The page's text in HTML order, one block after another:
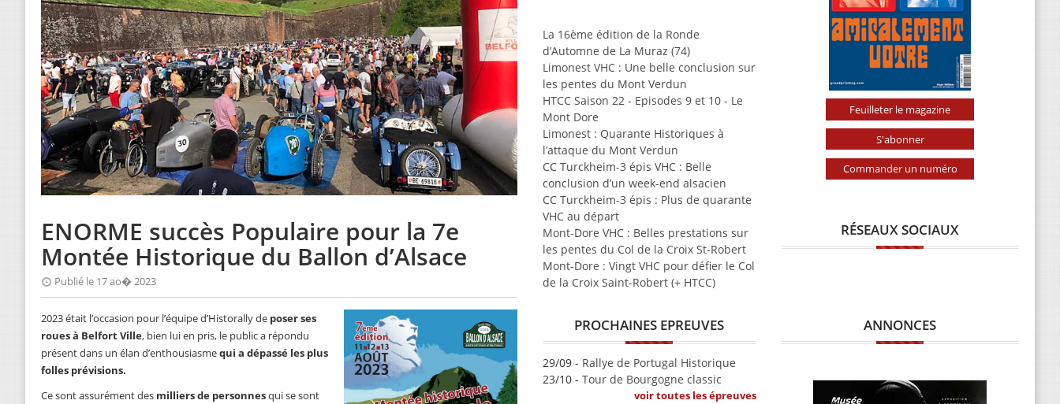
ENORME succès Populaire pour la 7e
Montée Historique du Ballon d’Alsace
Publié le 17 ao� 2023
2023 était l’occasion pour l’équipe d’Historally de poser ses
roues à Belfort Ville, bien lui en pris, le public a répondu
présent dans un élan d’enthousiasmequi a dépassé les plus
folles prévisions.
Ce sont assurément des milliers de personnesqui se sont
La 16ème édition de la Ronde
d’Automne de La Muraz (74)
Limonest VHC : Une belle conclusion sur
les pentes du Mont Verdun
HTCC Saison 22 - Episodes 9 et 10 - Le
Mont Dore
Limonest : Quarante Historiques à
l’attaque du Mont Verdun
CC Turckheim-3 épis VHC : Belle
conclusion d’un week-end alsacien
CC Turckheim-3 épis : Plus de quarante
VHC au départ
Mont-Dore VHC : Belles prestations sur
les pentes du Col de la Croix St-Robert
Mont-Dore : Vingt VHC pour défier le Col
de la Croix Saint-Robert (+ HTCC)
PROCHAINES EPREUVES
29/09 - Rallye de Portugal Historique
23/10 - Tour de Bourgogne classic
voir toutes les épreuves
Feuilleter le magazine
S'abonner
Commander un numéro
RÉSEAUX SOCIAUX
ANNONCES